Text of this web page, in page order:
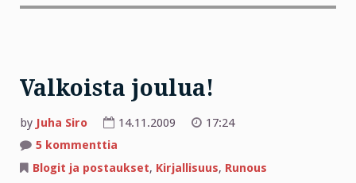
Valkoista joulua!
by Juha Siro 14.11.2009
17:24
5 kommenttia
joulua!
Blogit ja postaukset, Kirjallisuus, Runous